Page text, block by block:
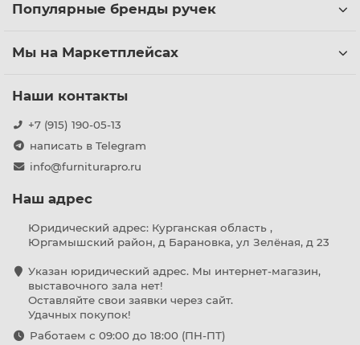
Популярные бренды ручек
Мы на Маркетплейсах
Наши контакты
+7 (915) 190-05-13
написать в Telegram
info@furniturapro.ru
Наш адрес
Юридический адрес: Курганская область ,
Юргамышский район, д Барановка, ул Зелёная, д 23
Указан юридический адрес. Мы интернет-магазин,
выставочного зала нет!
Оставляйте свои заявки через сайт.
Удачных покупок!
Работаем с 09:00 до 18:00 (ПН-ПТ)